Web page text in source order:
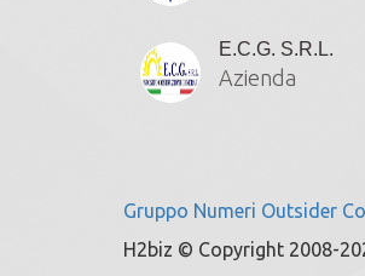
E.C.G. S.R.L.
Azienda
Gruppo Numeri Outsider
H2biz © Copyright 2008-